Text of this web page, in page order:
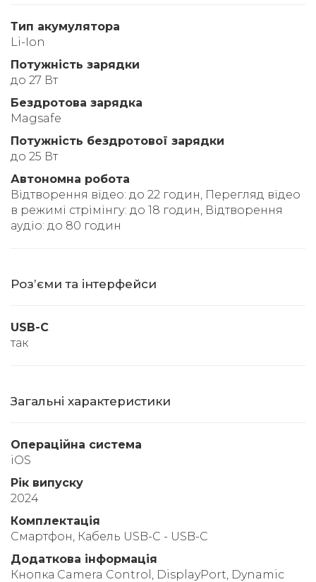
Тип акумулятора
Li-Ion
Потужність зарядки
до 27 Вт
Бездротова зарядка
Magsafe
Потужність бездротової зарядки
до 25 Вт
Автономна робота
Відтворення відео: до 22 годин, Перегляд відео
в режимі стрімінгу: до 18 годин, Відтворення
аудіо: до 80 годин
Розʼєми та інтерфейси
USB-C
так
Загальні характеристики
Операційна система
iOS
Рік випуску
2024
Комплектація
Смартфон, Кабель USB-C - USB-C
Додаткова інформація
Кнопка Camera Control, DisplayPort, Dynamic